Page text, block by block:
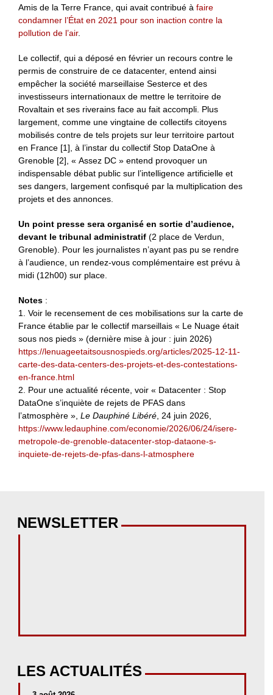
Amis de la Terre France, qui avait contribué à faire
condamner l’État en 2021 pour son inaction contre la
pollution de l’air.
Le collectif, qui a déposé en février un recours contre le
permis de construire de ce datacenter, entend ainsi
empêcher la société marseillaise Sesterce et des
investisseurs internationaux de mettre le territoire de
Rovaltain et ses riverains face au fait accompli. Plus
largement, comme une vingtaine de collectifs citoyens
mobilisés contre de tels projets sur leur territoire partout
en France [1], à l’instar du collectif Stop DataOne à
Grenoble [2], « Assez DC » entend provoquer un
indispensable débat public sur l’intelligence artificielle et
ses dangers, largement confisqué par la multiplication des
projets et des annonces.
Un point presse sera organisé en sortie d’audience,
devant le tribunal administratif (2 place de Verdun,
Grenoble). Pour les journalistes n’ayant pas pu se rendre
à l’audience, un rendez-vous complémentaire est prévu à
midi (12h00) sur place.
Notes :
1. Voir le recensement de ces mobilisations sur la carte de
France établie par le collectif marseillais « Le Nuage était
sous nos pieds » (dernière mise à jour : juin 2026)
https://lenuageetaitsousnospieds.org/articles/2025-12-11-
carte-des-data-centers-des-projets-et-des-contestations-
en-france.html
2. Pour une actualité récente, voir « Datacenter : Stop
DataOne s’inquiète de rejets de PFAS dans
l’atmosphère », Le Dauphiné Libéré , 24 juin 2026,
https://www.ledauphine.com/economie/2026/06/24/isere-
metropole-de-grenoble-datacenter-stop-dataone-s-
inquiete-de-rejets-de-pfas-dans-l-atmosphere
NEWSLETTER
LES ACTUALITÉS